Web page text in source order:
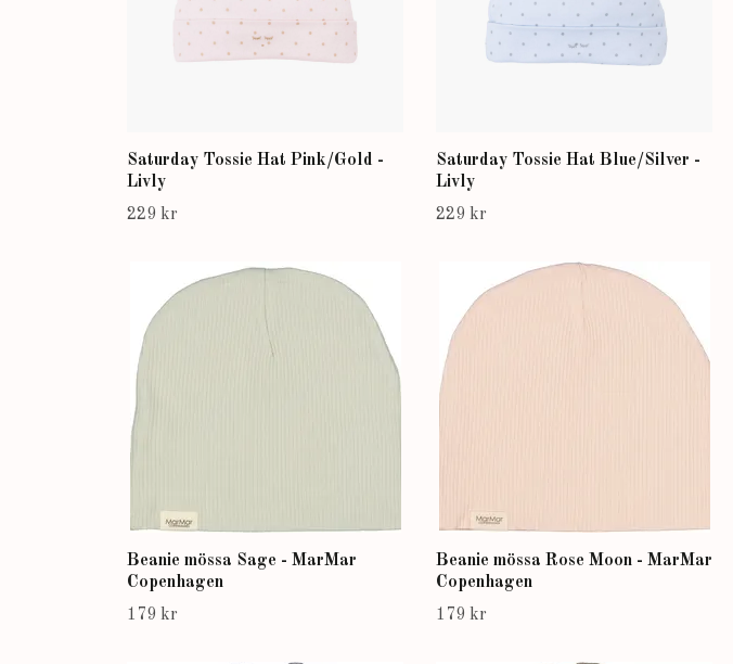
Saturday Tossie Hat Pink/Gold -
Livly
229 kr
Saturday Tossie Hat Blue/Silver -
Livly
229 kr
Beanie mössa Sage - MarMar
Copenhagen
179 kr
Beanie mössa Rose Moon - MarMar
Copenhagen
179 kr